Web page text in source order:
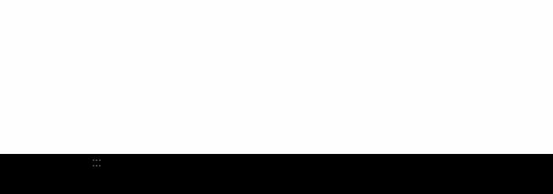
3家成人日間照顧機構。唐氏症基金會依唐
能持續陪伴唐寶寶、心智障礙者學習，若發
:::